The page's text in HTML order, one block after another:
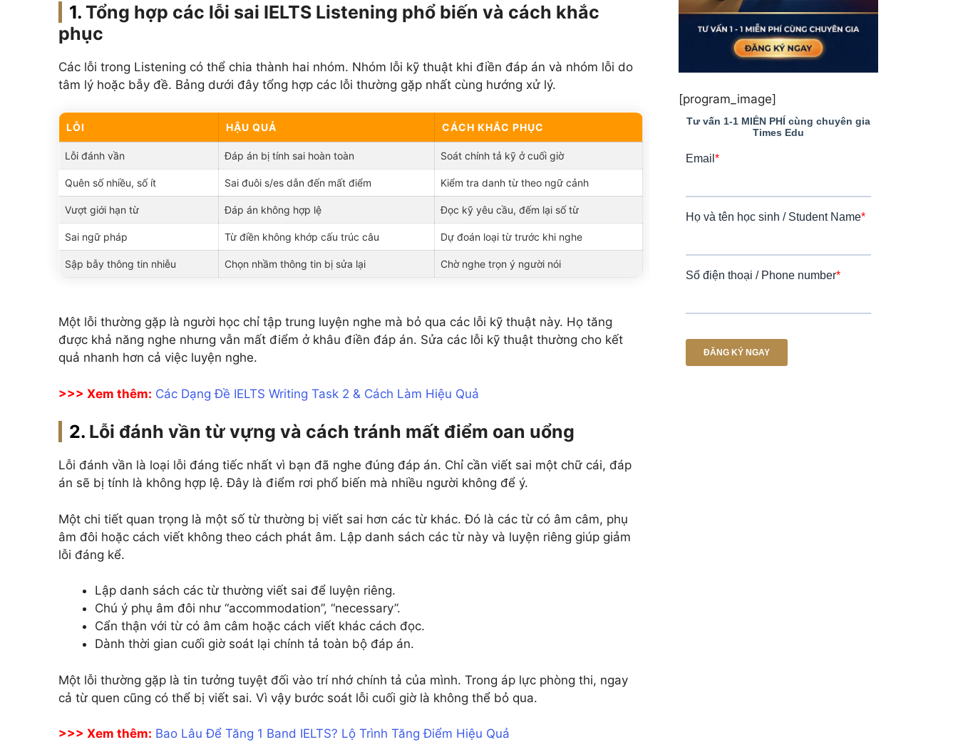
Tổng hợp các lỗi sai IELTS Listening phổ biến và cách khắc
phục
Các lỗi trong Listening có thể chia thành hai nhóm. Nhóm lỗi kỹ thuật khi điền đáp án và nhóm lỗi do
tâm lý hoặc bẫy đề. Bảng dưới đây tổng hợp các lỗi thường gặp nhất cùng hướng xử lý.
LỖI HẬU QUẢ CÁCH KHẮC PHỤC
Lỗi đánh vần Đáp án bị tính sai hoàn toàn Soát chính tả kỹ ở cuối giờ
Quên số nhiều, số ít Sai đuôi s/es dẫn đến mất điểm Kiểm tra danh từ theo ngữ cảnh
Vượt giới hạn từ Đáp án không hợp lệ Đọc kỹ yêu cầu, đếm lại số từ
Sai ngữ pháp Từ điền không khớp cấu trúc câu Dự đoán loại từ trước khi nghe
Sập bẫy thông tin nhiễu Chọn nhầm thông tin bị sửa lại Chờ nghe trọn ý người nói
Một lỗi thường gặp là người học chỉ tập trung luyện nghe mà bỏ qua các lỗi kỹ thuật này. Họ tăng
được khả năng nghe nhưng vẫn mất điểm ở khâu điền đáp án. Sửa các lỗi kỹ thuật thường cho kết
quả nhanh hơn cả việc luyện nghe.
>>> Xem thêm: Các Dạng Đề IELTS Writing Task 2 & Cách Làm Hiệu Quả
Lỗi đánh vần từ vựng và cách tránh mất điểm oan uổng
Lỗi đánh vần là loại lỗi đáng tiếc nhất vì bạn đã nghe đúng đáp án. Chỉ cần viết sai một chữ cái, đáp
án sẽ bị tính là không hợp lệ. Đây là điểm rơi phổ biến mà nhiều người không để ý.
Một chi tiết quan trọng là một số từ thường bị viết sai hơn các từ khác. Đó là các từ có âm câm, phụ
âm đôi hoặc cách viết không theo cách phát âm. Lập danh sách các từ này và luyện riêng giúp giảm
lỗi đáng kể.
Lập danh sách các từ thường viết sai để luyện riêng.
Chú ý phụ âm đôi như “accommodation”, “necessary”.
Cẩn thận với từ có âm câm hoặc cách viết khác cách đọc.
Dành thời gian cuối giờ soát lại chính tả toàn bộ đáp án.
Một lỗi thường gặp là tin tưởng tuyệt đối vào trí nhớ chính tả của mình. Trong áp lực phòng thi, ngay
cả từ quen cũng có thể bị viết sai. Vì vậy bước soát lỗi cuối giờ là không thể bỏ qua.
>>> Xem thêm: Bao Lâu Để Tăng 1 Band IELTS? Lộ Trình Tăng Điểm Hiệu Quả
[program_image]